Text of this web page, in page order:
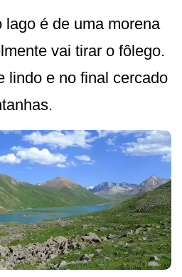
é de uma morena
vai tirar o fôlego.
lindo e no final cercado